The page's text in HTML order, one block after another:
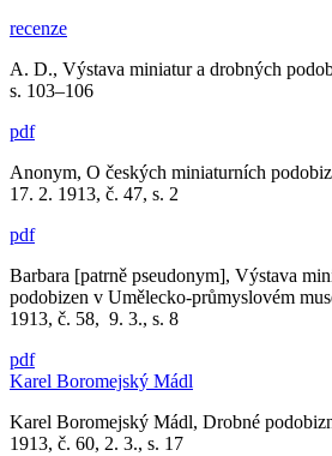
recenze
A. D., Výstava miniatur a drobných
s. 103–106
pdf
Anonym, O českých miniaturních
17. 2. 1913, č. 47, s. 2
pdf
Barbara [patrně pseudonym], Výstava
podobizen v Umělecko-průmyslovém
1913, č. 58, 9. 3., s. 8
pdf
Karel Boromejský Mádl
Karel Boromejský Mádl, Drobné
1913, č. 60, 2. 3., s. 17